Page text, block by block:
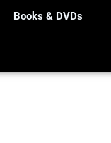
Books & DVDs